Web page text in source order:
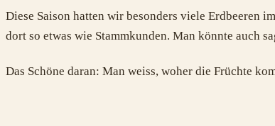
Diese Saison hatten wir besonders viele Erdbeeren
dort so etwas wie Stammkunden. Man könnte auch
Das Schöne daran: Man weiss, woher die Früchte